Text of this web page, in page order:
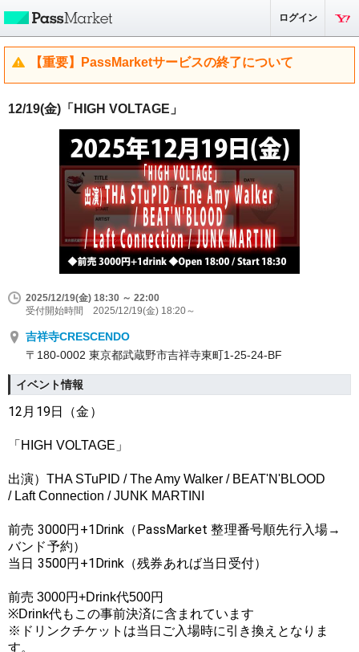
ログイン
【重要】PassMarketサービスの終了について
12/19(金)「HIGH VOLTAGE」
2025/12/19(金) 18:30 ～ 22:00
受付開始時間 2025/12/19(金) 18:20～
吉祥寺CRESCENDO
〒180-0002 東京都武蔵野市吉祥寺東町1-25-24-BF
イベント情報
12月19日（金）
「HIGH VOLTAGE」
出演） THA STuPID / The Amy Walker / BEAT'N'BLOOD
/ Laft Connection / JUNK MARTINI
前売 3000円+1Drink（PassMarket 整理番号順先行入場→
バンド予約）
当日 3500円+1Drink（残券あれば当日受付）
前売 3000円+Drink代500円
※Drink代もこの事前決済に含まれています
※ドリンクチケットは当日ご入場時に引き換えとなりま
す。